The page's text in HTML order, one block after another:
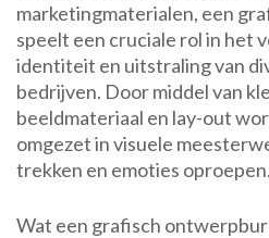
marketingmaterialen, een
speelt een cruciale rol in het
identiteit en uitstraling van
bedrijven. Door middel van
beeldmateriaal en lay-out
omgezet in visuele
trekken en emoties oproepen.
Wat een grafisch